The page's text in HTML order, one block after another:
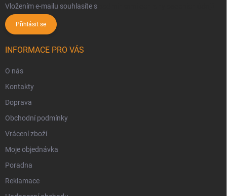
Vložením e-mailu souhlasíte s
Přihlásit se
INFORMACE PRO VÁS
O nás
Kontakty
Doprava
Obchodní podmínky
Vrácení zboží
Moje objednávka
Poradna
Reklamace